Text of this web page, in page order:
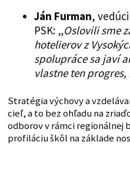
Ján Furman,
PSK: „Oslovili sme
hotelierov z
spolupráce sa javí
vlastne ten
Stratégia výchovy a
cieľ, a to bez ohľadu na
odborov v rámci regionálnej
profiláciu škôl na základe